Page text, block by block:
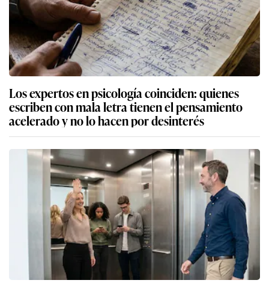
Los expertos en psicología coinciden: quienes
escriben con mala letra tienen el pensamiento
acelerado y no lo hacen por desinterés